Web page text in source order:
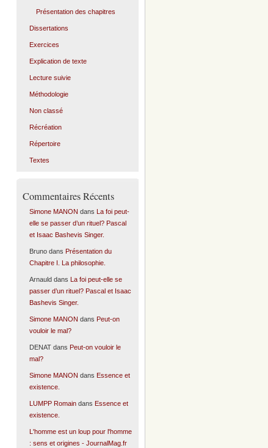
Présentation des chapitres
Dissertations
Exercices
Explication de texte
Lecture suivie
Méthodologie
Non classé
Récréation
Répertoire
Textes
Commentaires Récents
Simone MANON dans
La foi peut-
elle se passer d’un rituel? Pascal
et Isaac Bashevis Singer.
Brunodans Présentation du
Chapitre I. La philosophie.
Arnauld dans
La foi peut-elle se
passer d’un rituel? Pascal et Isaac
Bashevis Singer.
Simone MANON dans Peut-on
vouloir le mal?
DENATdans Peut-on vouloir le
mal?
Simone MANON dans Essence et
existence.
LUMPP Romaindans Essence et
existence.
L'homme est un loup pour l'homme
: sens et origines - JournalMag.fr